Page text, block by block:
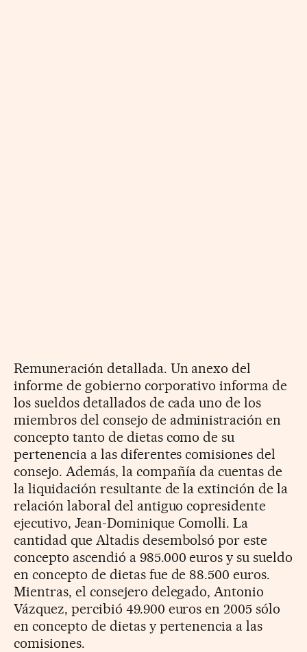
Remuneración detallada. Un anexo del
informe de gobierno corporativo informa de
los sueldos detallados de cada uno de los
miembros del consejo de administración en
concepto tanto de dietas como de su
pertenencia a las diferentes comisiones del
consejo. Además, la compañía da cuentas de
la liquidación resultante de la extinción de la
relación laboral del antiguo copresidente
ejecutivo, Jean-Dominique Comolli. La
cantidad que Altadis desembolsó por este
concepto ascendió a 985.000 euros y su sueldo
en concepto de dietas fue de 88.500 euros.
Mientras, el consejero delegado, Antonio
Vázquez, percibió 49.900 euros en 2005 sólo
en concepto de dietas y pertenencia a las
comisiones.